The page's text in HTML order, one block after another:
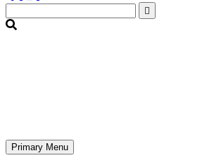
Søg
efter:
Primary Menu